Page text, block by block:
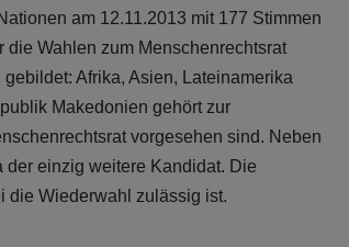
am 12.11.2013 mit 177 Stimmen
Wahlen zum Menschenrechtsrat
Afrika, Asien, Lateinamerika
Makedonien gehört zur
vorgesehen sind. Neben
einzig weitere Kandidat. Die
die Wiederwahl zulässig ist.